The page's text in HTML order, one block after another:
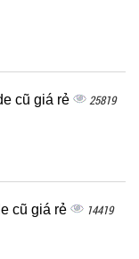
cũ giá rẻ 25819
cũ giá rẻ 14419